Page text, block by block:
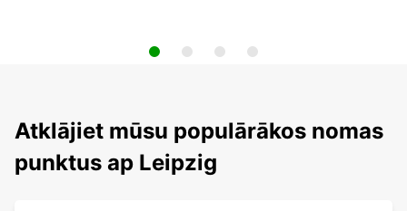
Atklājiet mūsu populārākos nomas
punktus ap Leipzig